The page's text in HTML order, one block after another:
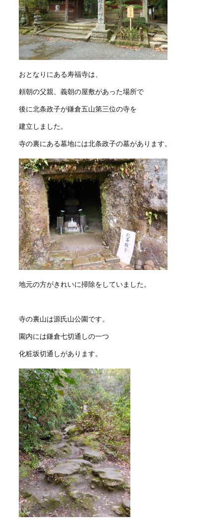
おとなりにある寿福寺は、
頼朝の父親、義朝の屋敷があった場所で
後に北条政子が鎌倉五山第三位の寺を
建立しました。
寺の裏にある墓地には北条政子の墓があります。
地元の方がきれいに掃除をしていました。
寺の裏山は源氏山公園です。
園内には鎌倉七切通しの一つ
化粧坂切通しがあります。